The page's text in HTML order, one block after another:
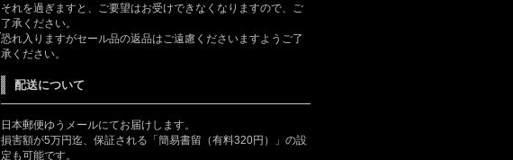
それを過ぎますと、ご要望はお受けできなくなりますので、ご
了承ください。
恐れ入りますがセール品の返品はご遠慮くださいますようご了
承ください。
配送について
日本郵便ゆうメールにてお届けします。
損害額が5万円迄、保証される「簡易書留（有料320円）」の設
定も可能です。